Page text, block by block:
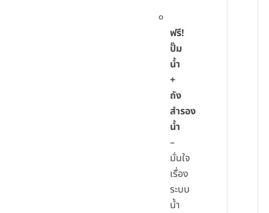
ฟรี!
ปั๊ม
น้ำ
+
ถัง
สำรอง
น้ำ
–
มั่นใจ
เรื่อง
ระบบ
น้ำ